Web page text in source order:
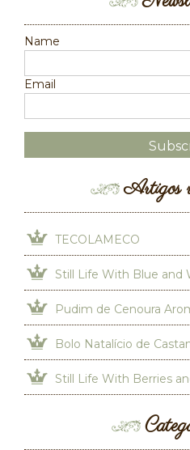
Name
Email
Artigos
TECOLAMECO
Still Life With Blue and
Pudim de Cenoura
Bolo Natalício de
Still Life With Berries